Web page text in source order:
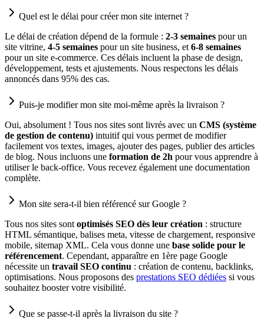
Quel est le délai pour créer mon site internet ?
Le délai de création dépend de la formule : 2-3 semaines pour un
site vitrine, 4-5 semaines pour un site business, et 6-8 semaines
pour un site e-commerce. Ces délais incluent la phase de design,
développement, tests et ajustements. Nous respectons les délais
annoncés dans 95% des cas.
Puis-je modifier mon site moi-même après la livraison ?
Oui, absolument ! Tous nos sites sont livrés avec un CMS (système
de gestion de contenu) intuitif qui vous permet de modifier
facilement vos textes, images, ajouter des pages, publier des articles
de blog. Nous incluons une formation de 2h pour vous apprendre à
utiliser le back-office. Vous recevez également une documentation
complète.
Mon site sera-t-il bien référencé sur Google ?
Tous nos sites sont optimisés SEO dès leur création : structure
HTML sémantique, balises meta, vitesse de chargement, responsive
mobile, sitemap XML. Cela vous donne une base solide pour le
référencement. Cependant, apparaître en 1ère page Google
nécessite un travail SEO continu : création de contenu, backlinks,
optimisations. Nous proposons des prestations SEO dédiées si vous
souhaitez booster votre visibilité.
Que se passe-t-il après la livraison du site ?